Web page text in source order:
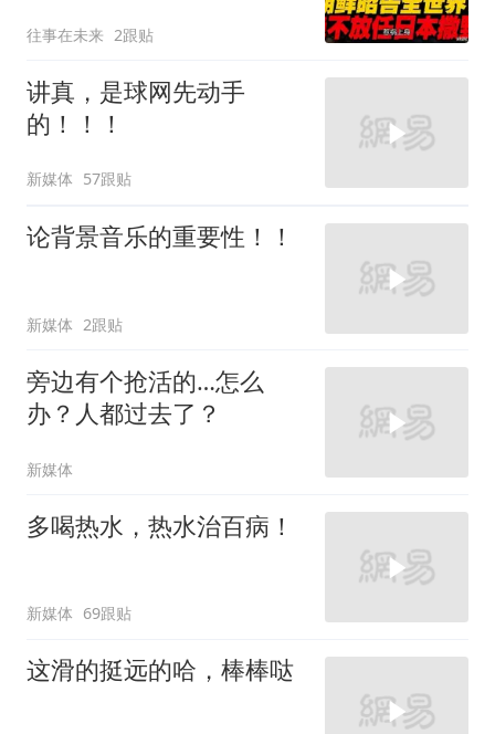
往事在未来 2跟贴
讲真，是球网先动手
的！！！
新媒体 57跟贴
论背景音乐的重要性！！
新媒体 2跟贴
旁边有个抢活的…怎么
办？人都过去了？
新媒体
多喝热水，热水治百病！
新媒体 69跟贴
这滑的挺远的哈，棒棒哒